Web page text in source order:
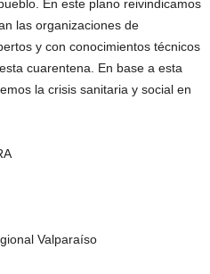
En este plano reivindicamos
las organizaciones de
y con conocimientos técnicos
cuarentena. En base a esta
la crisis sanitaria y social en
Valparaíso